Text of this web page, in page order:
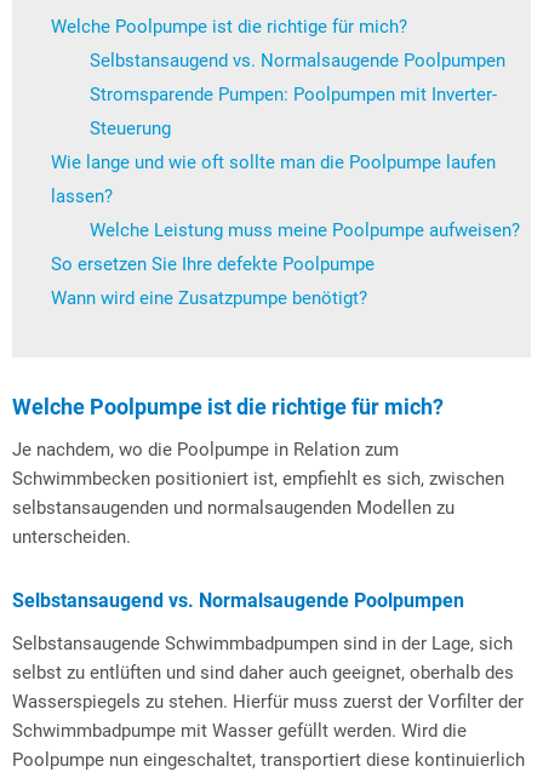
Welche Poolpumpe ist die richtige für mich?
Selbstansaugend vs. Normalsaugende Poolpumpen
Stromsparende Pumpen: Poolpumpen mit Inverter-
Steuerung
Wie lange und wie oft sollte man die Poolpumpe laufen
lassen?
Welche Leistung muss meine Poolpumpe aufweisen?
So ersetzen Sie Ihre defekte Poolpumpe
Wann wird eine Zusatzpumpe benötigt?
Welche Poolpumpe ist die richtige für mich?
Je nachdem, wo die Poolpumpe in Relation zum
Schwimmbecken positioniert ist, empfiehlt es sich, zwischen
selbstansaugenden und normalsaugenden Modellen zu
unterscheiden.
Selbstansaugend vs. Normalsaugende Poolpumpen
Selbstansaugende Schwimmbadpumpen sind in der Lage, sich
selbst zu entlüften und sind daher auch geeignet, oberhalb des
Wasserspiegels zu stehen. Hierfür muss zuerst der Vorfilter der
Schwimmbadpumpe mit Wasser gefüllt werden. Wird die
Poolpumpe nun eingeschaltet, transportiert diese kontinuierlich